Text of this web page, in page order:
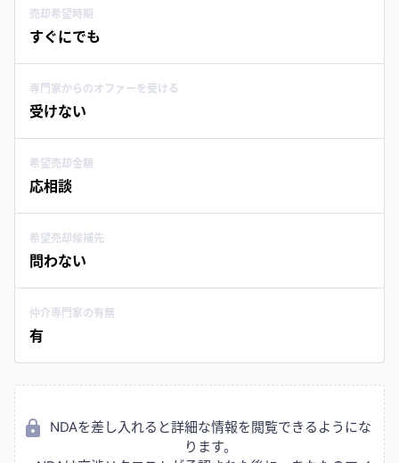
売却希望時期
すぐにでも
専門家からのオファーを受ける
受けない
希望売却金額
応相談
希望売却候補先
問わない
仲介専門家の有無
有
NDAを差し入れると詳細な情報を閲覧できるようにな
ります。